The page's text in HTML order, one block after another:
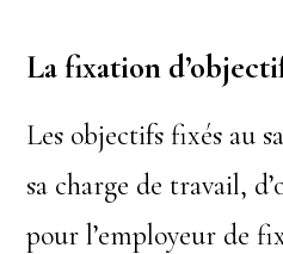
La fixation
Les objectifs fixés au
sa charge de travail,
pour l’employeur de